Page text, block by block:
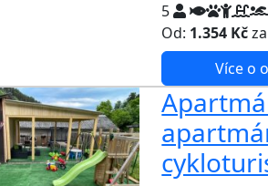
5
Od: 1.354 Kč
Více o